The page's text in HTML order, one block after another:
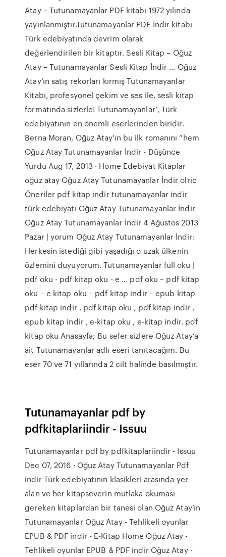
Atay – Tutunamayanlar PDF kitabı 1972 yılında
yayınlanmıştır.Tutunamayanlar PDF İndir kitabı
Türk edebiyatında devrim olarak
değerlendirilen bir kitaptır. Sesli Kitap – Oğuz
Atay – Tutunamayanlar Sesli Kitap İndir ... Oğuz
Atay’ın satış rekorları kırmış Tutunamayanlar
Kitabı, profesyonel çekim ve ses ile, sesli kitap
formatında sizlerle! Tutunamayanlar’, Türk
edebiyatının en önemli eserlerinden biridir.
Berna Moran, Oğuz Atay’ın bu ilk romanını “hem
Oğuz Atay Tutunamayanlar İndir - Düşünce
Yurdu Aug 17, 2013 · Home Edebiyat Kitaplar
oğuz atay Oğuz Atay Tutunamayanlar İndir olric
Öneriler pdf kitap indir tutunamayanlar indir
türk edebiyatı Oğuz Atay Tutunamayanlar İndir
Oğuz Atay Tutunamayanlar İndir 4 Ağustos 2013
Pazar | yorum Oğuz Atay Tutunamayanlar İndir:
Herkesin istediği gibi yaşadığı o uzak ülkenin
özlemini duyuyorum. Tutunamayanlar full oku |
pdf oku - pdf kitap oku - e ... pdf oku – pdf kitap
oku – e kitap oku – pdf kitap indir – epub kitap
pdf kitap indir , pdf kitap oku , pdf kitap indir ,
epub kitap indir , e-kitap oku , e-kitap indir. pdf
kitap oku Anasayfa; Bu sefer sizlere Oğuz Atay’a
ait Tutunamayanlar adlı eseri tanıtacağım. Bu
eser 70 ve 71 yıllarında 2 cilt halinde basılmıştır.
Tutunamayanlar pdf by
pdfkitaplariindir - Issuu
Tutunamayanlar pdf by pdfkitaplariindir - Issuu
Dec 07, 2016 · Oğuz Atay Tutunamayanlar Pdf
indir Türk edebiyatının klasikleri arasında yer
alan ve her kitapseverin mutlaka okuması
gereken kitaplardan bir tanesi olan Oğuz Atay’ın
Tutunamayanlar Oğuz Atay - Tehlikeli oyunlar
EPUB & PDF indir - E-Kitap Home Oğuz Atay -
Tehlikeli oyunlar EPUB & PDF indir Oğuz Atay -